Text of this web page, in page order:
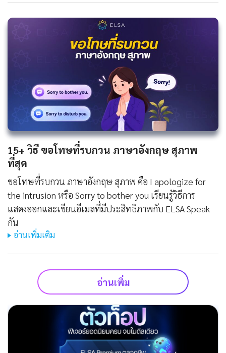
15+ วิธี ขอโทษที่รบกวน ภาษาอังกฤษ สุภาพ
ที่สุด
ขอโทษที่รบกวน ภาษาอังกฤษ สุภาพ คือ I apologize for
the intrusion หรือ Sorry to bother you เรียนรู้วิธีการ
แสดงออกและเขียนอีเมลที่มีประสิทธิภาพกับ ELSA Speak
กัน
อ่านเพิ่มเติม
อ่านเพิ่ม